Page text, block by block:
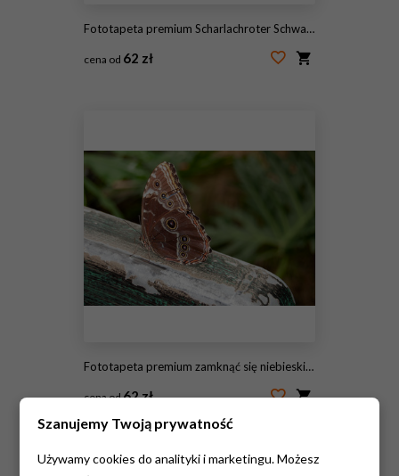
Fototapeta premium Scharlachroter Schwalbenschwanz - Papilio rumanzovia
cena od 62 zł
Fototapeta premium zamknąć się niebieski motyl morpho na rustykalne drewniane poręcze
cena od62 zł
#242917533
Szanujemy Twoją prywatność
Używamy cookies do analityki i marketingu. Możesz